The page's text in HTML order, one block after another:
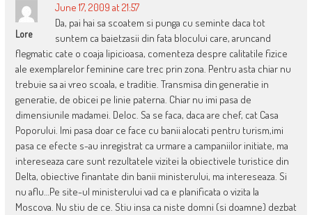
Lore
June 17, 2009 at 21:57
Da, pai hai sa scoatem si punga cu seminte daca tot
suntem ca baietzasii din fata blocului care, aruncand
flegmatic cate o coaja lipicioasa, comenteza despre calitatile fizice
ale exemplarelor feminine care trec prin zona. Pentru asta chiar nu
trebuie sa ai vreo scoala, e traditie. Transmisa din generatie in
generatie, de obicei pe linie paterna. Chiar nu imi pasa de
dimensiunile madamei. Deloc. Sa se faca, daca are chef, cat Casa
Poporului. Imi pasa doar ce face cu banii alocati pentru turism,imi
pasa ce efecte s-au inregistrat ca urmare a campaniilor initiate, ma
intereseaza care sunt rezultatele vizitei la obiectivele turistice din
Delta, obiective finantate din banii ministerului, ma intereseaza. Si
nu aflu…Pe site-ul ministerului vad ca e planificata o vizita la
Moscova. Nu stiu de ce. Stiu insa ca niste domni (si doamne) dezbat